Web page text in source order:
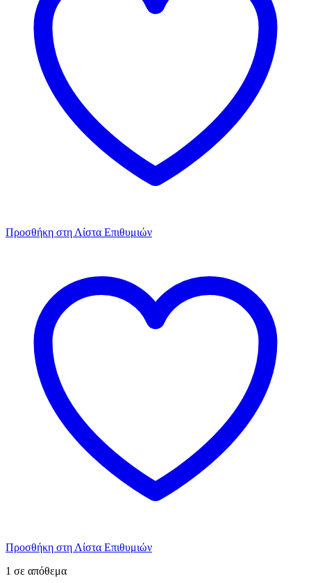
Προσθήκη στη Λίστα Επιθυμιών
Προσθήκη στη Λίστα Επιθυμιών
1 σε απόθεμα